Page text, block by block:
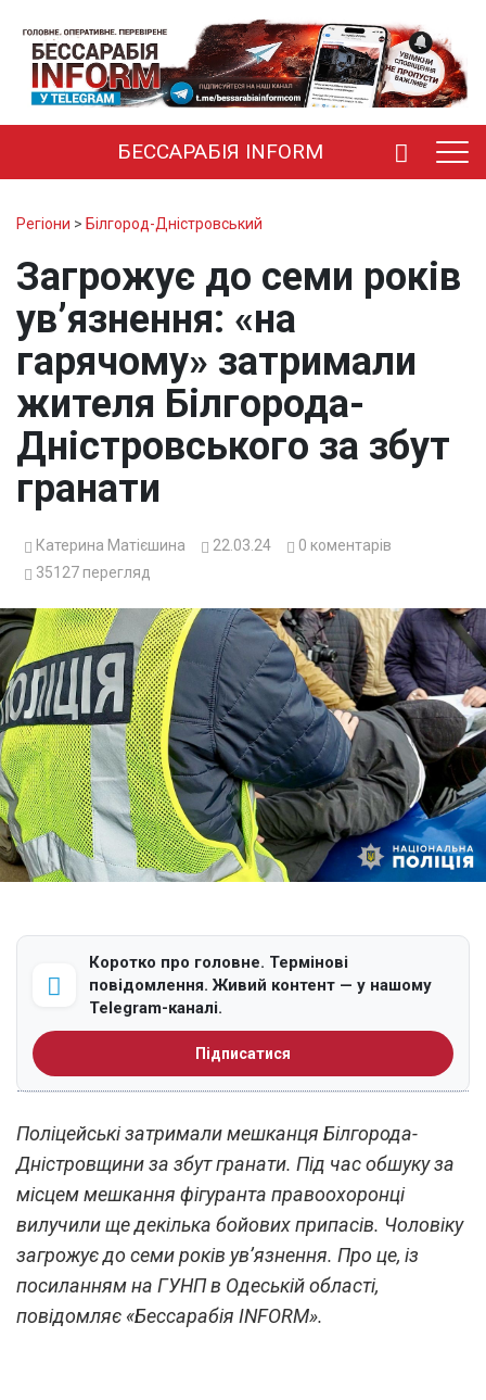
БЕССАРАБІЯ INFORM
Регіони > Білгород-Дністровський
Загрожує до семи років
ув’язнення: «на
гарячому» затримали
жителя Білгорода-
Дністровського за збут
гранати
Катерина Матієшина 22.03.24 0 коментарів
35127 перегляд
Коротко про головне. Термінові
повідомлення. Живий контент — у нашому
Telegram-каналі.
Підписатися
Поліцейські затримали мешканця Білгорода-
Дністровщини за збут гранати. Під час обшуку за
місцем мешкання фігуранта правоохоронці
вилучили ще декілька бойових припасів. Чоловіку
загрожує до семи років ув’язнення. Про це, із
посиланням на ГУНП в Одеській області,
повідомляє «Бессарабія INFORM».